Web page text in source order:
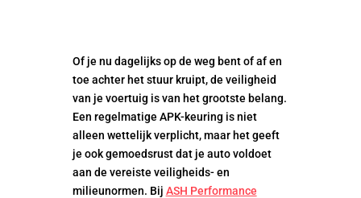
Of je nu dagelijks op de weg bent of af en
toe achter het stuur kruipt, de veiligheid
van je voertuig is van het grootste belang.
Een regelmatige APK-keuring is niet
alleen wettelijk verplicht, maar het geeft
je ook gemoedsrust dat je auto voldoet
aan de vereiste veiligheids- en
milieunormen. Bij ASH Performance